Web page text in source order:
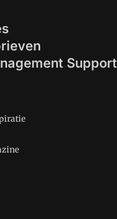
Support